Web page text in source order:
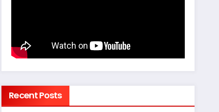
Recent Posts